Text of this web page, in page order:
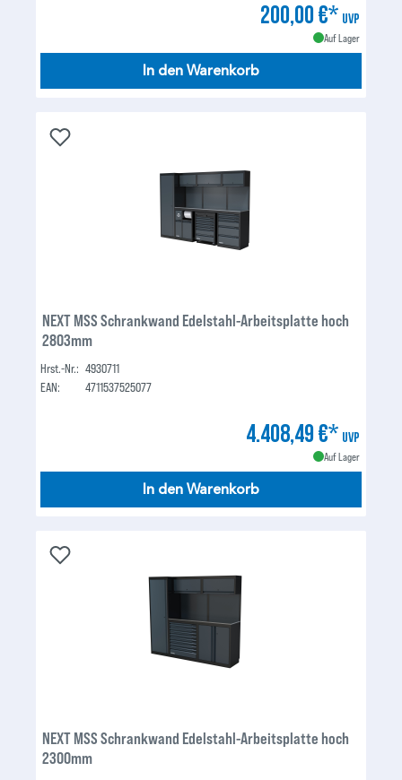
200,00 €* UVP
Auf Lager
In den Warenkorb
NEXT MSS Schrankwand Edelstahl-Arbeitsplatte hoch
2803mm
Hrst.-Nr.: 4930711
EAN:
4711537525077
4.408,49 €* UVP
Auf Lager
In den Warenkorb
NEXT MSS Schrankwand Edelstahl-Arbeitsplatte hoch
2300mm